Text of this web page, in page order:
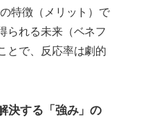
特徴（メリット）で
られる未来（ベネフ
とで、反応率は劇的
決する「強み」の